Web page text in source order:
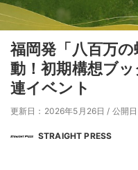
福岡発「八百万
動！初期構想ブ
連イベント
更新日：2026年5月26日 / 公開
STRAIGHT PRESS